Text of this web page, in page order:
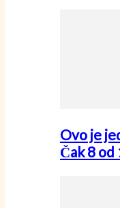
Ovo je
Čak 8